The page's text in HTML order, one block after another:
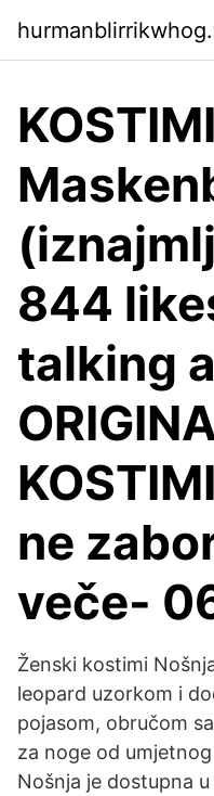
KOSTIMI
844
talking
ne
veče-
Ženski kostimi
leopard uzorkom i
pojasom, obručom
za noge od
Nošnja je dostupna